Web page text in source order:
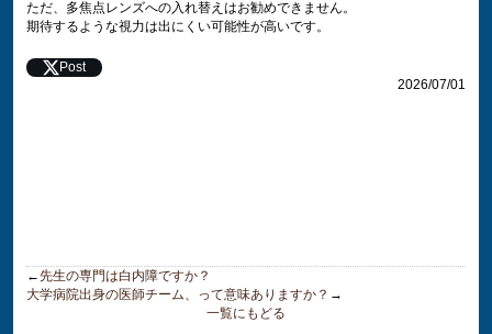
ただ、多焦点レンズへの入れ替えはお勧めできません。
期待するような視力は出にくい可能性が高いです。
Post
2026/07/01
←先生の専門は白内障ですか？
大学病院出身の医師チーム、って意味ありますか？ →
一覧にもどる